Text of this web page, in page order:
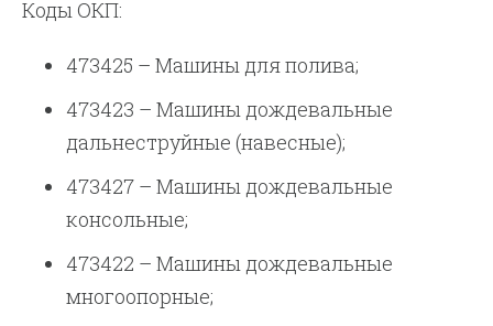
Коды ОКП:
473425 – Машины для полива;
473423 – Машины дождевальные
дальнеструйные (навесные);
473427 – Машины дождевальные
консольные;
473422 – Машины дождевальные
многоопорные;